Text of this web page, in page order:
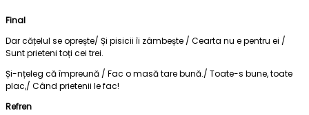
Final
Dar cățelul se oprește/ Și pisicii îi zâmbește / Cearta nu e pentru ei /
Sunt prieteni toți cei trei.
Și-nțeleg că împreună / Fac o masă tare bună./ Toate-s bune, toate
plac,/ Când prietenii le fac!
Refren